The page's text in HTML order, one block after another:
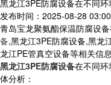
黑龙江3PE防腐设备在不同
发布时间：2025-08-28
青岛宝龙聚氨酯保温防腐设
备,黑龙江3PE防腐设备,黑龙
龙江PE管真空设备等相关信
黑龙江3PE防腐设备在不同
体分析：